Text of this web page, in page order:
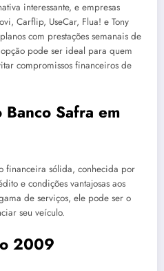
interessante, e empresas
Carflip, UseCar, Flua! e Tony
com prestações semanais de
pode ser ideal para quem
compromissos financeiros de
Safra em
financeira sólida, conhecida por
e condições vantajosas aos
de serviços, ele pode ser o
seu veículo.
2009